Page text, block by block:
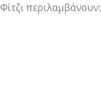
περιλαμβάνουν: